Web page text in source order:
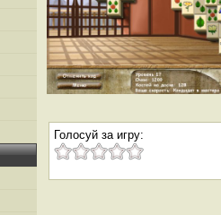
Голосуй за игру: